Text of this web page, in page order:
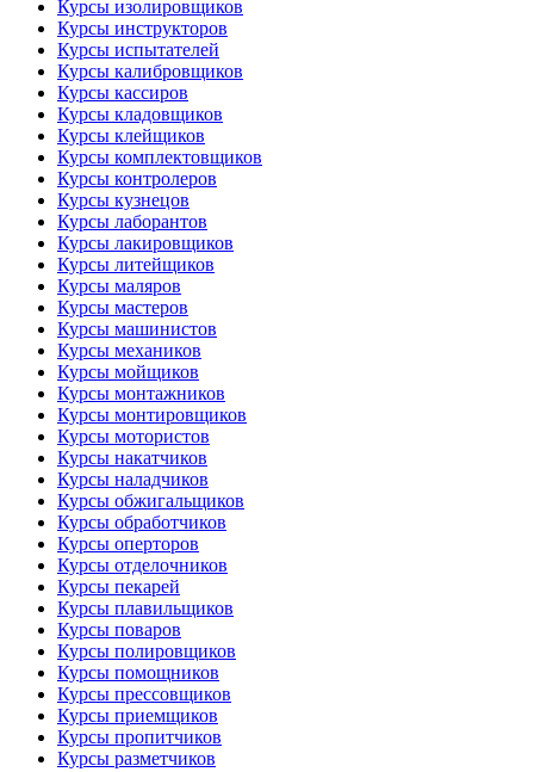
Курсы изолировщиков
Курсы инструкторов
Курсы испытателей
Курсы калибровщиков
Курсы кассиров
Курсы кладовщиков
Курсы клейщиков
Курсы комплектовщиков
Курсы контролеров
Курсы кузнецов
Курсы лаборантов
Курсы лакировщиков
Курсы литейщиков
Курсы маляров
Курсы мастеров
Курсы машинистов
Курсы механиков
Курсы мойщиков
Курсы монтажников
Курсы монтировщиков
Курсы мотористов
Курсы накатчиков
Курсы наладчиков
Курсы обжигальщиков
Курсы обработчиков
Курсы оперторов
Курсы отделочников
Курсы пекарей
Курсы плавильщиков
Курсы поваров
Курсы полировщиков
Курсы помощников
Курсы прессовщиков
Курсы приемщиков
Курсы пропитчиков
Курсы разметчиков